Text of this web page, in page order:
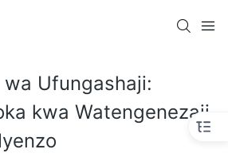
Ufungashaji:
kwa Watengenezaji